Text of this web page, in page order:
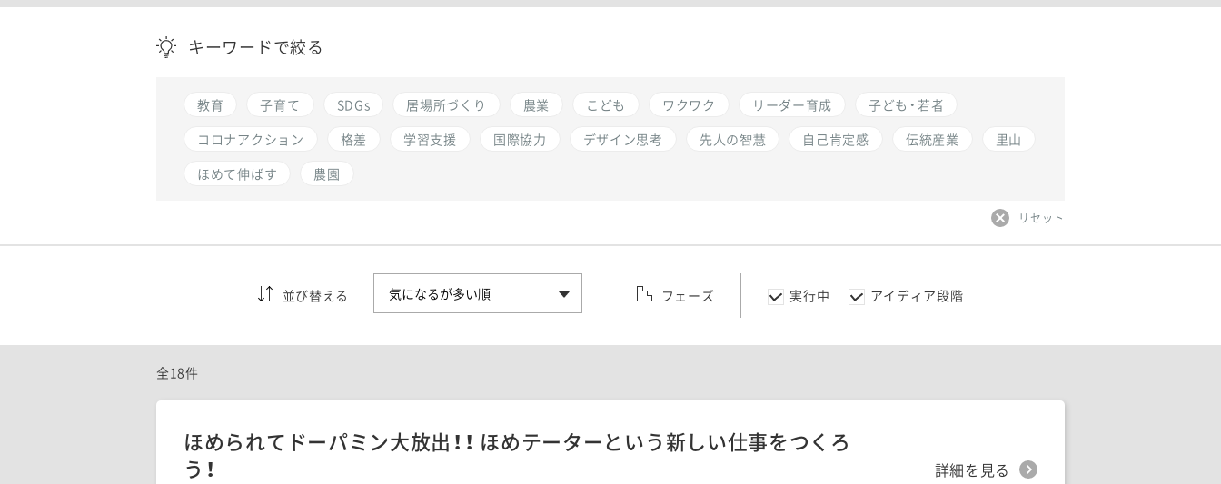
キーワードで絞る
教育 子育て SDGs 居場所づくり 農業 こども ワクワク リーダー育成
子ども・若者
コロナアクション
格差 学習支援 国際協力 デザイン思考 先人の智慧 自己肯定感 伝統産業
里山
ほめて伸ばす
農園
リセット
並び替える フェーズ 実行中 アイディア段階
全18件
ほめられてドーパミン大放出！！ ほめテーターという新しい仕事をつくろ
う！
詳細を見る